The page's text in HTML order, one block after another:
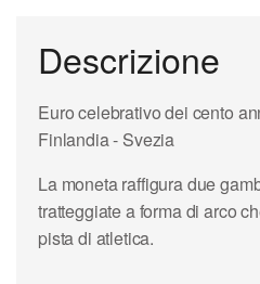
Descrizione
Euro celebrativo dei cento
Finlandia - Svezia
La moneta raffigura due
tratteggiate a forma di arco
pista di atletica.